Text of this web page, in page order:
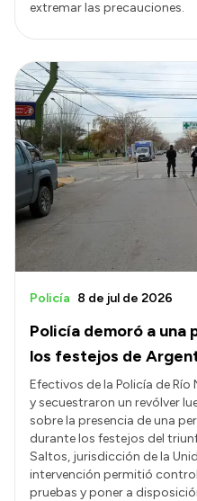
extremar las precauciones.
Policía demoró a una
los festejos de
Policía 8 de jul de 2026
Efectivos de la Policía de
y secuestraron un revólver
sobre la presencia de una
durante los festejos del
Saltos, jurisdicción de la
intervención permitió
pruebas y poner a